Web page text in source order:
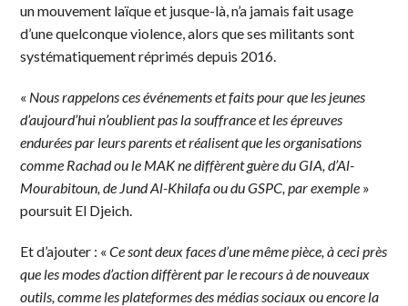
un mouvement laïque et jusque-là, n’a jamais fait usage
d’une quelconque violence, alors que ses militants sont
systématiquement réprimés depuis 2016.
« Nous rappelons ces événements et faits pour que les jeunes
d’aujourd’hui n’oublient pas la souffrance et les épreuves
endurées par leurs parents et réalisent que les organisations
comme Rachad ou le MAK ne diffèrent guère du GIA, d’Al-
Mourabitoun, de Jund Al-Khilafa ou du GSPC, par exemple »
poursuit El Djeich.
Et d’ajouter : «Ce sont deux faces d’une même pièce, à ceci près
que les modes d’action diffèrent par le recours à de nouveaux
outils, comme les plateformes des médias sociaux ou encore la